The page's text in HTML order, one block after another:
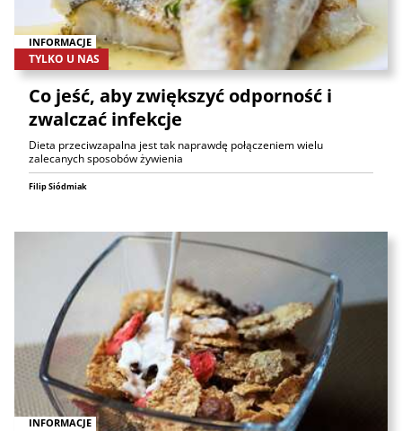
INFORMACJE
TYLKO U NAS
Co jeść, aby zwiększyć odporność i
zwalczać infekcje
Dieta przeciwzapalna jest tak naprawdę połączeniem wielu
zalecanych sposobów żywienia
Filip Siódmiak
INFORMACJE